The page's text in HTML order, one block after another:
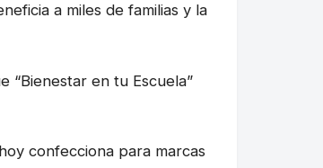
a miles de familias y la
“Bienestar en tu Escuela”
confecciona para marcas